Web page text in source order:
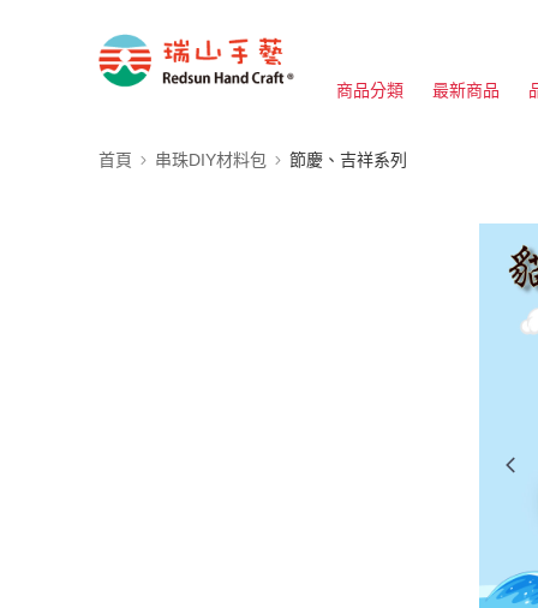
商品分類 最新商品
首頁 串珠DIY材料包 節慶、吉祥系列